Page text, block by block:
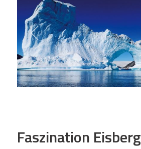
Faszination Eisberg